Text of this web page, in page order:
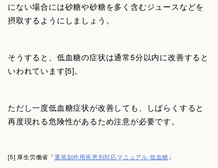
にない場合には砂糖や砂糖を多く含むジュースなどを
摂取するようにしましょう。
そうすると、低血糖の症状は通常5分以内に改善すると
いわれています[5]。
ただし一度低血糖症状が改善しても、しばらくすると
再度現れる危険性があるため注意が必要です。
[5] 厚生労働省「重篤副作用疾患別対応マニュアル 低血糖 」